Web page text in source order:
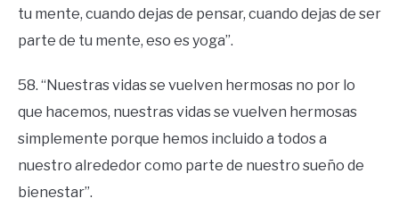
tu mente, cuando dejas de pensar, cuando dejas de ser
parte de tu mente, eso es yoga”.
58. “Nuestras vidas se vuelven hermosas no por lo
que hacemos, nuestras vidas se vuelven hermosas
simplemente porque hemos incluido a todos a
nuestro alrededor como parte de nuestro sueño de
bienestar”.